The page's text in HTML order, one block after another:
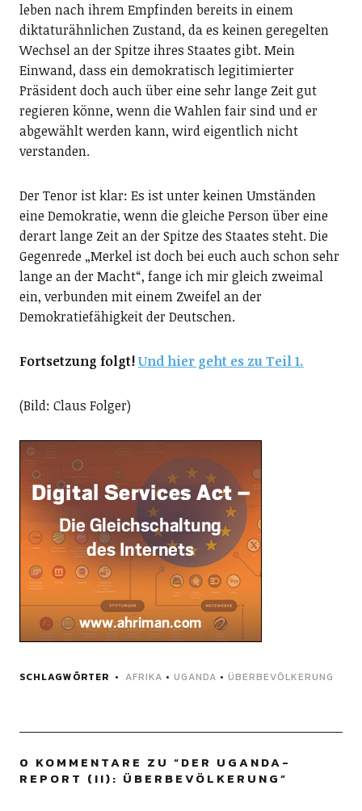
leben nach ihrem Empfinden bereits in einem
diktaturähnlichen Zustand, da es keinen geregelten
Wechsel an der Spitze ihres Staates gibt. Mein
Einwand, dass ein demokratisch legitimierter
Präsident doch auch über eine sehr lange Zeit gut
regieren könne, wenn die Wahlen fair sind und er
abgewählt werden kann, wird eigentlich nicht
verstanden.
Der Tenor ist klar: Es ist unter keinen Umständen
eine Demokratie, wenn die gleiche Person über eine
derart lange Zeit an der Spitze des Staates steht. Die
Gegenrede „Merkel ist doch bei euch auch schon sehr
lange an der Macht“, fange ich mir gleich zweimal
ein, verbunden mit einem Zweifel an der
Demokratiefähigkeit der Deutschen.
Fortsetzung folgt!Und hier geht es zu Teil 1.
(Bild: Claus Folger)
SCHLAGWÖRTER AFRIKA • UGANDA • ÜBERBEVÖLKERUNG
0 KOMMENTARE ZU “DER UGANDA-
REPORT (II): ÜBERBEVÖLKERUNG”